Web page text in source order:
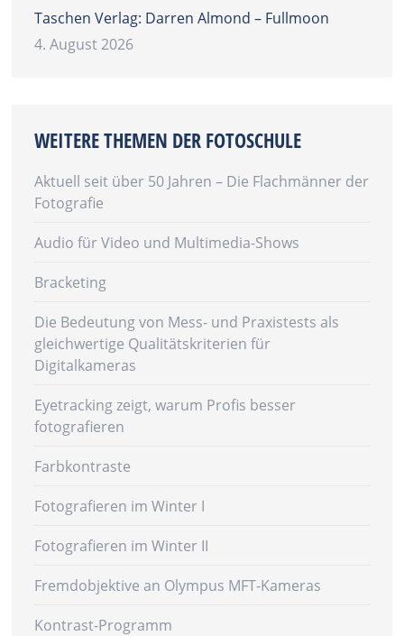
Taschen Verlag: Darren Almond – Fullmoon
4. August 2026
WEITERE THEMEN DER FOTOSCHULE
Aktuell seit über 50 Jahren – Die Flachmänner der
Fotografie
Audio für Video und Multimedia-Shows
Bracketing
Die Bedeutung von Mess- und Praxistests als
gleichwertige Qualitätskriterien für
Digitalkameras
Eyetracking zeigt, warum Profis besser
fotografieren
Farbkontraste
Fotografieren im Winter I
Fotografieren im Winter II
Fremdobjektive an Olympus MFT-Kameras
Kontrast-Programm